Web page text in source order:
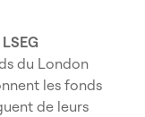
du London
les fonds
de leurs